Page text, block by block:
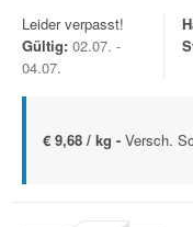
Leider verpasst!
Gültig: 02.07. -
04.07.
€ 9,68 / kg - Versch.